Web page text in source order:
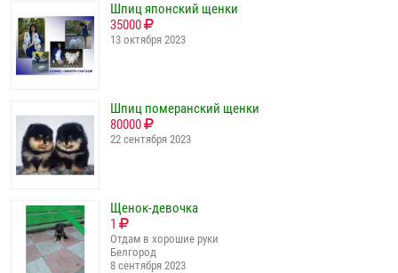
Шпиц японский щенки
35000
13 октября 2023
Шпиц померанский щенки
80000
22 сентября 2023
Щенок-девочка
1
Отдам в хорошие руки
Белгород
8 сентября 2023